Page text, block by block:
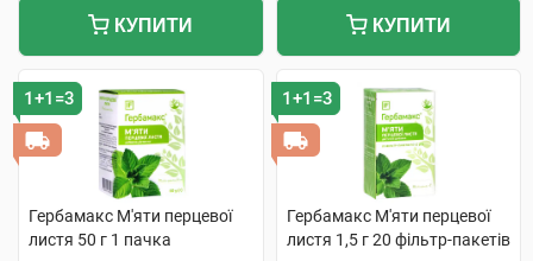
КУПИТИ КУПИТИ
1+1=3
Гербамакс М'яти перцевої
листя 50 г 1 пачка
1+1=3
Гербамакс М'яти перцевої
листя 1,5 г 20 фільтр-пакетів